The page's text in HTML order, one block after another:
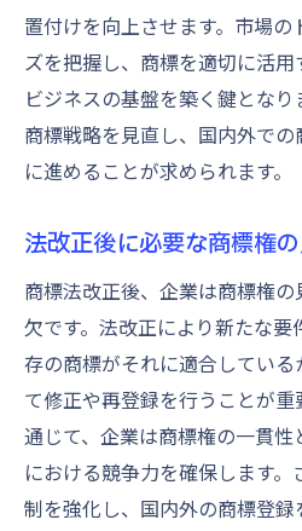
置付けを向上させます。市場
ズを把握し、商標を適切に活
ビジネスの基盤を築く鍵とな
商標戦略を見直し、国内外で
に進めることが求められます。
法改正後に必要な商標権
商標法改正後、企業は商標権
欠です。法改正により新たな
存の商標がそれに適合してい
て修正や再登録を行うことが
通じて、企業は商標権の一貫
における競争力を確保します
制を強化し、国内外の商標登